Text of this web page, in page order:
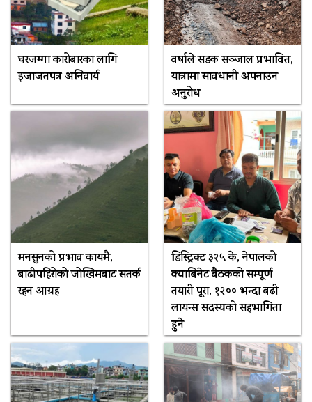
घरजग्गा कारोबारका लागि
इजाजतपत्र अनिवार्य
वर्षाले सडक सञ्जाल प्रभावित,
यात्रामा सावधानी अपनाउन
अनुरोध
मनसुनको प्रभाव कायमै,
बाढीपहिरोको जोखिमबाट सतर्क
रहन आग्रह
डिस्ट्रिक्ट ३२५ के, नेपालको
क्याबिनेट बैठकको सम्पूर्ण
तयारी पूरा, १२०० भन्दा बढी
लायन्स सदस्यको सहभागिता
हुने